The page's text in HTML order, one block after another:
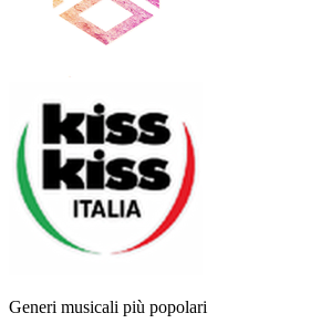
Generi musicali più popolari